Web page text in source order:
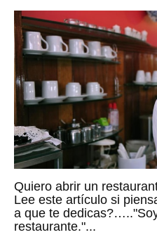
Quiero abrir un
Lee este artículo si
a que te
restaurante."...